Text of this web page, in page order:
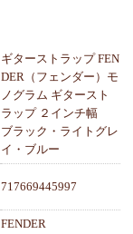
ギターストラップ FEN
DER（フェンダー）モ
ノグラム ギタースト
ラップ ２インチ幅
ブラック・ライトグレ
イ・ブルー
717669445997
FENDER